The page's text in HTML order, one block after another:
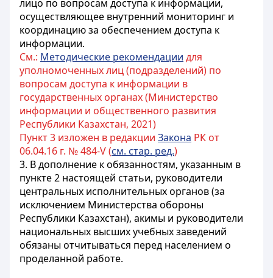
лицо по вопросам доступа к информации,
осуществляющее внутренний мониторинг и
координацию за обеспечением доступа к
информации.
См.: Методические рекомендации для
уполномоченных лиц (подразделений) по
вопросам доступа к информации в
государственных органах (Министерство
информации и общественного развития
Республики Казахстан, 2021)
Пункт 3 изложен в редакции Закона РК от
06.04.16 г. № 484-V (см. стар. ред.)
3. В дополнение к обязанностям, указанным в
пункте 2 настоящей статьи, руководители
центральных исполнительных органов (за
исключением Министерства обороны
Республики Казахстан), акимы и руководители
национальных высших учебных заведений
обязаны отчитываться перед населением о
проделанной работе.